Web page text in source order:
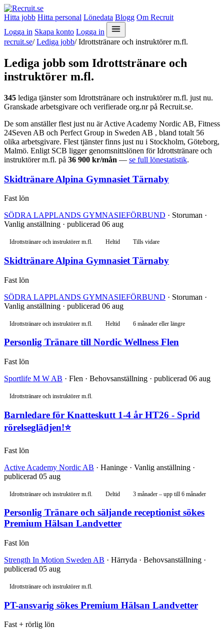
Hitta jobb Hitta personal Lönedata Blogg Om Recruit
Logga in Skapa konto Logga in
recruit.se/ Lediga jobb/ Idrottstränare och instruktörer m.fl.
Lediga jobb som Idrottstränare och
instruktörer m.fl.
345 lediga tjänster som Idrottstränare och instruktörer m.fl. just nu.
Granskade arbetsgivare och verifierade org.nr på Recruit.se.
De som anställer flest just nu är Active Academy Nordic AB, Fitness
24Seven AB och Perfect Group in Sweden AB , bland totalt 56
olika arbetsgivare. Flest tjänster finns just nu i Stockholm, Göteborg,
Malmö. Enligt SCB ligger genomsnittslönen för Idrottstränare och
instruktörer m.fl. på 36 900 kr/mån — se full lönestatistik.
Skidtränare Alpina Gymnasiet Tärnaby
Fast lön
SÖDRA LAPPLANDS GYMNASIEFÖRBUND · Storuman ·
Vanlig anställning · publicerad 06 aug
Idrottstränare och instruktörer m.fl. Heltid Tills vidare
Skidtränare Alpina Gymnasiet Tärnaby
Fast lön
SÖDRA LAPPLANDS GYMNASIEFÖRBUND · Storuman ·
Vanlig anställning · publicerad 06 aug
Idrottstränare och instruktörer m.fl. Heltid 6 månader eller längre
Personlig Tränare till Nordic Wellness Flen
Fast lön
Sportlife M W AB · Flen · Behovsanställning · publicerad 06 aug
Idrottstränare och instruktörer m.fl.
Barnledare för Knatteskutt 1-4 år HT26 - Sprid
rörelseglädjen!⭐
Fast lön
Active Academy Nordic AB · Haninge · Vanlig anställning ·
publicerad 05 aug
Idrottstränare och instruktörer m.fl. Deltid 3 månader – upp till 6 månader
Personlig Tränare och säljande receptionist sökes
Premium Hälsan Landvetter
Fast lön
Strength In Motion Sweden AB · Härryda · Behovsanställning ·
publicerad 05 aug
Idrottstränare och instruktörer m.fl.
PT-ansvarig sökes Premium Hälsan Landvetter
Fast + rörlig lön